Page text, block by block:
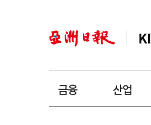
금융 산업